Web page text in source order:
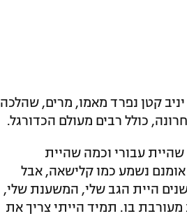
קטן נפרד מאמו, מרים, שהלכה
כולל רבים מעולם הכדורגל.
עבורי וכמה שהיית
נשמע כמו קלישאה, אבל
היית הגב שלי, המשענת שלי,
בו. תמיד הייתי צריך את